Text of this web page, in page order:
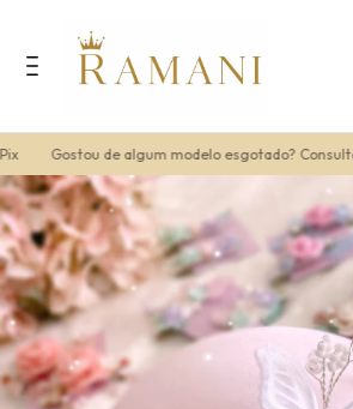
Gostou de algum modelo esgotado?